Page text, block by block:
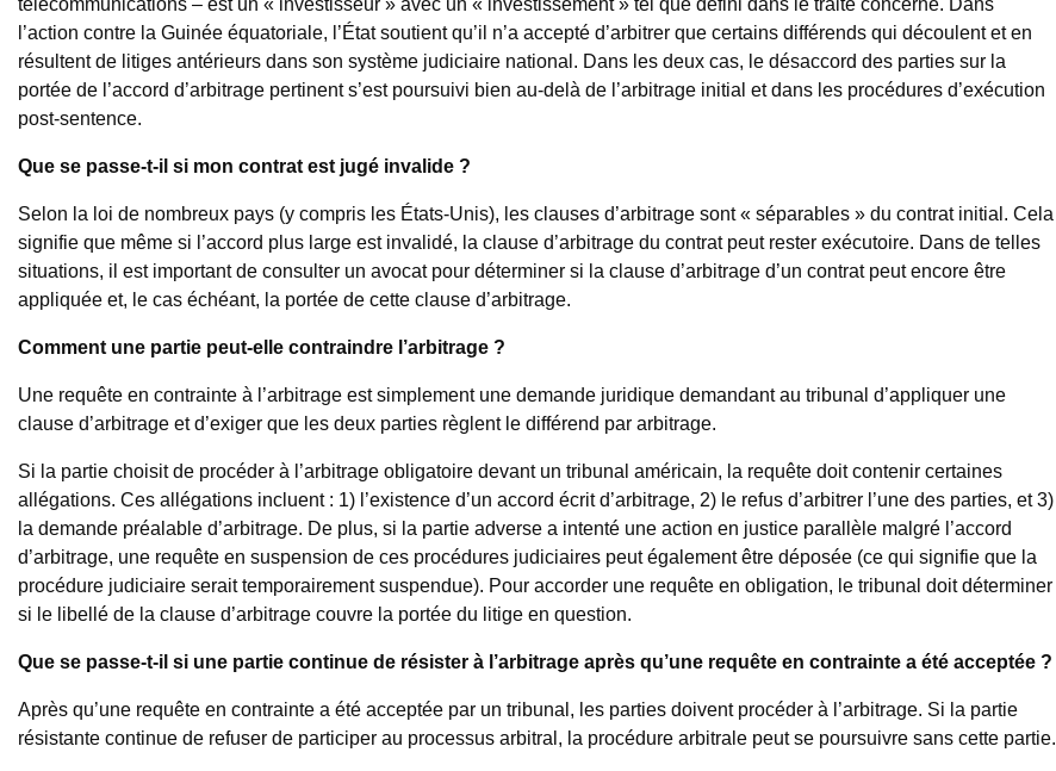
télécommunications – est un « investisseur » avec un « investissement » tel que défini dans le traité concerné. Dans
l’action contre la Guinée équatoriale, l’État soutient qu’il n’a accepté d’arbitrer que certains différends qui découlent et en
résultent de litiges antérieurs dans son système judiciaire national. Dans les deux cas, le désaccord des parties sur la
portée de l’accord d’arbitrage pertinent s’est poursuivi bien au-delà de l’arbitrage initial et dans les procédures d’exécution
post-sentence.
Que se passe-t-il si mon contrat est jugé invalide ?
Selon la loi de nombreux pays (y compris les États-Unis), les clauses d’arbitrage sont « séparables » du contrat initial. Cela
signifie que même si l’accord plus large est invalidé, la clause d’arbitrage du contrat peut rester exécutoire. Dans de telles
situations, il est important de consulter un avocat pour déterminer si la clause d’arbitrage d’un contrat peut encore être
appliquée et, le cas échéant, la portée de cette clause d’arbitrage.
Comment une partie peut-elle contraindre l’arbitrage ?
Une requête en contrainte à l’arbitrage est simplement une demande juridique demandant au tribunal d’appliquer une
clause d’arbitrage et d’exiger que les deux parties règlent le différend par arbitrage.
Si la partie choisit de procéder à l’arbitrage obligatoire devant un tribunal américain, la requête doit contenir certaines
allégations. Ces allégations incluent : 1) l’existence d’un accord écrit d’arbitrage, 2) le refus d’arbitrer l’une des parties, et 3)
la demande préalable d’arbitrage. De plus, si la partie adverse a intenté une action en justice parallèle malgré l’accord
d’arbitrage, une requête en suspension de ces procédures judiciaires peut également être déposée (ce qui signifie que la
procédure judiciaire serait temporairement suspendue). Pour accorder une requête en obligation, le tribunal doit déterminer
si le libellé de la clause d’arbitrage couvre la portée du litige en question.
Que se passe-t-il si une partie continue de résister à l’arbitrage après qu’une requête en contrainte a été acceptée ?
Après qu’une requête en contrainte a été acceptée par un tribunal, les parties doivent procéder à l’arbitrage. Si la partie
résistante continue de refuser de participer au processus arbitral, la procédure arbitrale peut se poursuivre sans cette partie.